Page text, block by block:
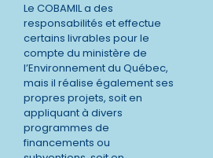
Le COBAMIL a des
responsabilités et effectue
certains livrables pour le
compte du ministère de
l’Environnement du Québec,
mais il réalise également ses
propres projets, soit en
appliquant à divers
programmes de
financements ou